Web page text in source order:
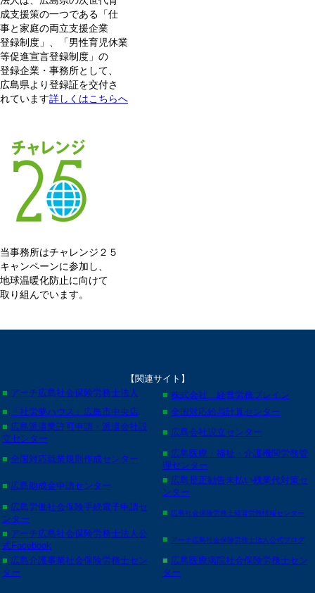
成支援策の一つである「仕
事と家庭の両立支援企業
登録制度」、「男性育児休業
等促進宣言登録制度」の
登録企業・事務所として、
広島県より登録証を交付さ
れています詳しくはこちらへ
当事務所はチャレンジ２５
キャンペーンに参加し、
地球温暖化防止に向けて
取り組んでいます。
【関連サイト】
■ アーチ広島社会保険労務士法人 ■ 株式会社 経営労務ブレイン
■
「社労夢ハウス」広島市中央店 ■ 全国対応給与計算センター
■ 広島派遣業許可申請・派遣会社設
立センター
■ 広島会社設立センター
■ 全国対応就業規則作成センター
■ 広島医療・福祉・介護機関労務管
理センター
■ 広島助成金申請センター
■ 広島是正勧告未払い残業代対策セ
ンター
■ 広島労働社会保険手続電子申請セ
ンター
■ 広島社会保険労務士経営労務情報センター
■ アーチ広島社会保険労務士法人公
式Facebook
■ アーチ広島社会保険労務士法人公式ブログ
■ 広島介護事業社会保険労務士セン
ター
■ 広島医療病院社会保険労務士セン
ター